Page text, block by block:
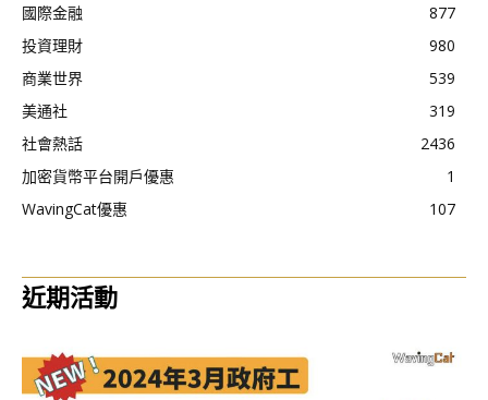
國際金融
877
投資理財
980
商業世界
539
美通社
319
社會熱話
2436
加密貨幣平台開戶優惠
1
WavingCat優惠
107
近期活動